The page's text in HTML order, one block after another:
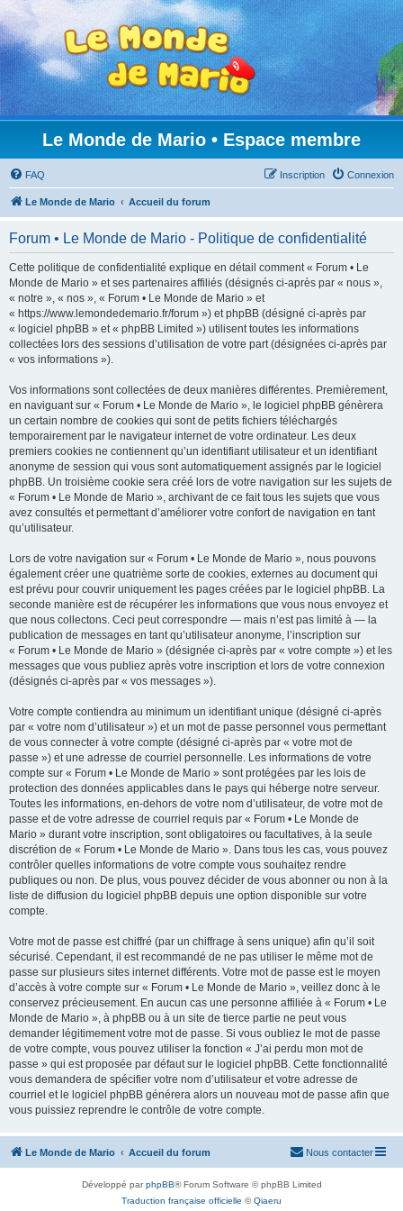
Le Monde de Mario • Espace membre
FAQ Connexion
Inscription
Le Monde de Mario Accueil du forum
Forum • Le Monde de Mario - Politique de confidentialité
Cette politique de confidentialité explique en détail comment « Forum • Le
Monde de Mario » et ses partenaires affiliés (désignés ci-après par « nous »,
« notre », « nos », « Forum • Le Monde de Mario » et
« https://www.lemondedemario.fr/forum ») et phpBB (désigné ci-après par
« logiciel phpBB » et « phpBB Limited ») utilisent toutes les informations
collectées lors des sessions d’utilisation de votre part (désignées ci-après par
« vos informations »).
Vos informations sont collectées de deux manières différentes. Premièrement,
en naviguant sur « Forum • Le Monde de Mario », le logiciel phpBB génèrera
un certain nombre de cookies qui sont de petits fichiers téléchargés
temporairement par le navigateur internet de votre ordinateur. Les deux
premiers cookies ne contiennent qu’un identifiant utilisateur et un identifiant
anonyme de session qui vous sont automatiquement assignés par le logiciel
phpBB. Un troisième cookie sera créé lors de votre navigation sur les sujets de
« Forum • Le Monde de Mario », archivant de ce fait tous les sujets que vous
avez consultés et permettant d’améliorer votre confort de navigation en tant
qu’utilisateur.
Lors de votre navigation sur « Forum • Le Monde de Mario », nous pouvons
également créer une quatrième sorte de cookies, externes au document qui
est prévu pour couvrir uniquement les pages créées par le logiciel phpBB. La
seconde manière est de récupérer les informations que vous nous envoyez et
que nous collectons. Ceci peut correspondre — mais n’est pas limité à — la
publication de messages en tant qu’utilisateur anonyme, l’inscription sur
« Forum • Le Monde de Mario » (désignée ci-après par « votre compte ») et les
messages que vous publiez après votre inscription et lors de votre connexion
(désignés ci-après par « vos messages »).
Votre compte contiendra au minimum un identifiant unique (désigné ci-après
par « votre nom d’utilisateur ») et un mot de passe personnel vous permettant
de vous connecter à votre compte (désigné ci-après par « votre mot de
passe ») et une adresse de courriel personnelle. Les informations de votre
compte sur « Forum • Le Monde de Mario » sont protégées par les lois de
protection des données applicables dans le pays qui héberge notre serveur.
Toutes les informations, en-dehors de votre nom d’utilisateur, de votre mot de
passe et de votre adresse de courriel requis par « Forum • Le Monde de
Mario » durant votre inscription, sont obligatoires ou facultatives, à la seule
discrétion de « Forum • Le Monde de Mario ». Dans tous les cas, vous pouvez
contrôler quelles informations de votre compte vous souhaitez rendre
publiques ou non. De plus, vous pouvez décider de vous abonner ou non à la
liste de diffusion du logiciel phpBB depuis une option disponible sur votre
compte.
Votre mot de passe est chiffré (par un chiffrage à sens unique) afin qu’il soit
sécurisé. Cependant, il est recommandé de ne pas utiliser le même mot de
passe sur plusieurs sites internet différents. Votre mot de passe est le moyen
d’accès à votre compte sur « Forum • Le Monde de Mario », veillez donc à le
conservez précieusement. En aucun cas une personne affiliée à « Forum • Le
Monde de Mario », à phpBB ou à un site de tierce partie ne peut vous
demander légitimement votre mot de passe. Si vous oubliez le mot de passe
de votre compte, vous pouvez utiliser la fonction « J’ai perdu mon mot de
passe » qui est proposée par défaut sur le logiciel phpBB. Cette fonctionnalité
vous demandera de spécifier votre nom d’utilisateur et votre adresse de
courriel et le logiciel phpBB générera alors un nouveau mot de passe afin que
vous puissiez reprendre le contrôle de votre compte.
Le Monde de Mario Accueil du forum Nous contacter
Développé parphpBB® Forum Software © phpBB Limited
Traduction française officielle ©Qiaeru